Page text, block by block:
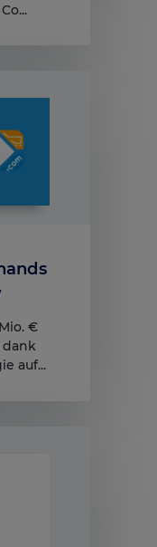
€
dank
auf...